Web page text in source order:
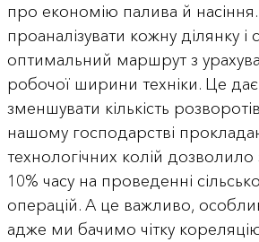
про економію палива й
проаналізувати кожну ділянку і
оптимальний маршрут з
робочої ширини техніки. Це
зменшувати кількість
нашому господарстві
технологічних колій
10% часу на проведенні
операцій. А це важливо,
адже ми бачимо чітку